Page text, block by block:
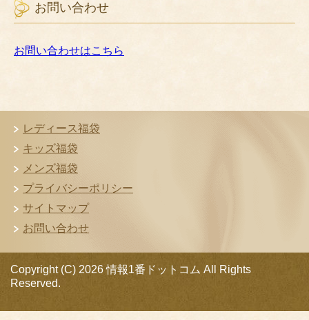
お問い合わせ
お問い合わせはこちら
レディース福袋
キッズ福袋
メンズ福袋
プライバシーポリシー
サイトマップ
お問い合わせ
Copyright (C) 2026 情報1番ドットコム All Rights
Reserved.